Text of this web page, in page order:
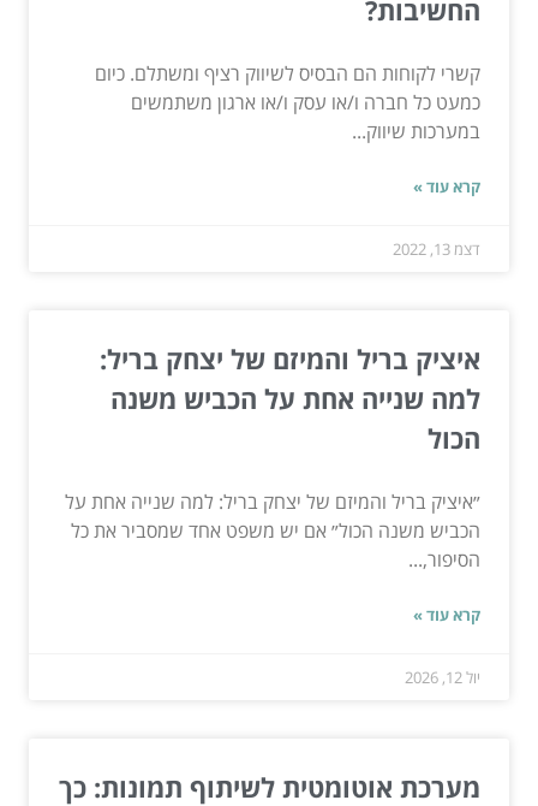
החשיבות?
קשרי לקוחות הם הבסיס לשיווק רציף ומשתלם. כיום
כמעט כל חברה ו/או עסק ו/או ארגון משתמשים
במערכות שיווק...
קרא עוד »
דצמ 13, 2022
איציק בריל והמיזם של יצחק בריל:
למה שנייה אחת על הכביש משנה
הכול
״איציק בריל והמיזם של יצחק בריל: למה שנייה אחת על
הכביש משנה הכול״ אם יש משפט אחד שמסביר את כל
הסיפור,...
קרא עוד »
יול 12, 2026
מערכת אוטומטית לשיתוף תמונות: כך